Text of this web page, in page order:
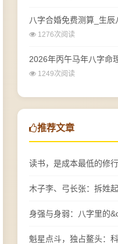
八字合婚免费测算_生辰
1276次阅读
2026年丙午马年八字命
1249次阅读
推荐文章
读书，是成本最低的修行
木子李、弓长张：拆姓起
身强与身弱：八字里的
魁星点斗，独占鳌头：科